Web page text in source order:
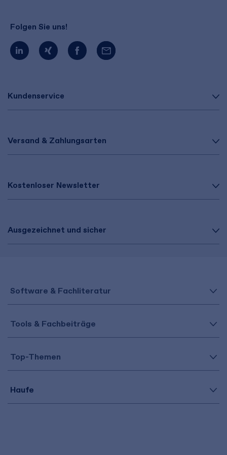
Kundenservice
Versand & Zahlungsarten
Kostenloser Newsletter
Ausgezeichnet und sicher
Folgen Sie uns!
Software & Fachliteratur
Tools & Fachbeiträge
Top-Themen
Haufe